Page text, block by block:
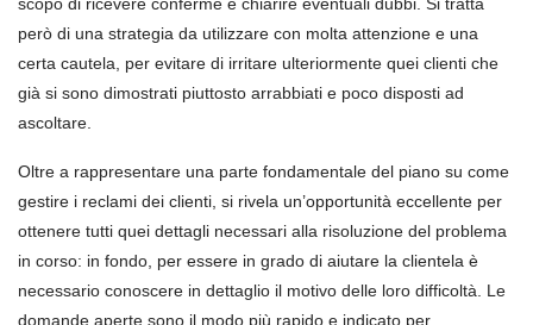
però di una strategia da utilizzare con molta attenzione e una
certa cautela, per evitare di irritare ulteriormente quei clienti che
già si sono dimostrati piuttosto arrabbiati e poco disposti ad
ascoltare.
Oltre a rappresentare una parte fondamentale del piano su come
gestire i reclami dei clienti, si rivela un’opportunità eccellente per
ottenere tutti quei dettagli necessari alla risoluzione del problema
in corso: in fondo, per essere in grado di aiutare la clientela è
necessario conoscere in dettaglio il motivo delle loro difficoltà. Le
domande aperte sono il modo più rapido e indicato per